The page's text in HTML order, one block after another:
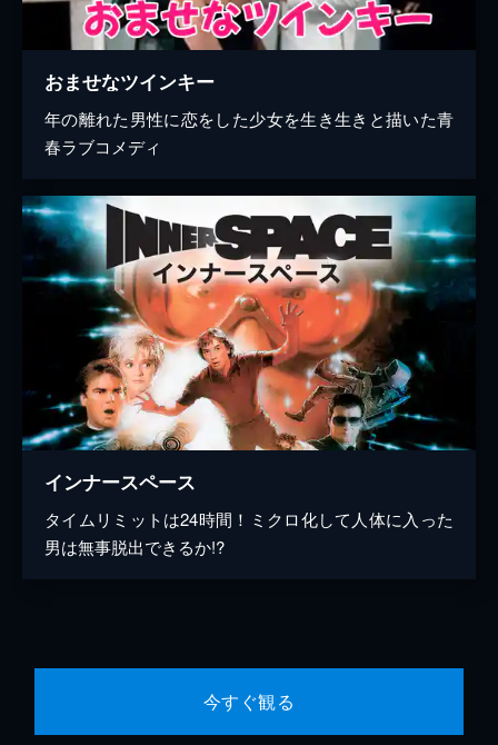
おませなツインキー
年の離れた男性に恋をした少女を生き生きと描いた青
春ラブコメディ
インナースペース
タイムリミットは24時間！ミクロ化して人体に入った
男は無事脱出できるか!?
今すぐ観る